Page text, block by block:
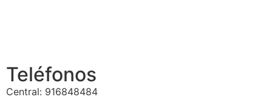
Teléfonos
Central: 916848484